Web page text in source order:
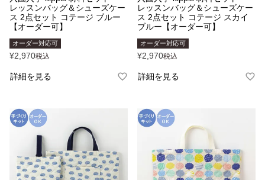
レッスンバッグ＆シューズケー
ス 2点セット コテージ ブルー
【オーダー可】
オーダー対応可
¥2,970税込
詳細を見る
レッスンバッグ＆シューズケー
ス 2点セット コテージ スカイ
ブルー【オーダー可】
オーダー対応可
¥2,970税込
詳細を見る